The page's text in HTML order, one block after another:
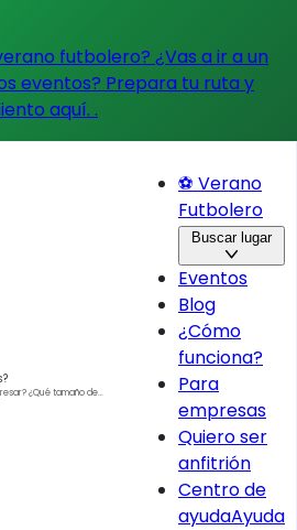
futbolero? ¿Vas a ir a un
eventos? Prepara tu ruta y
aquí. .
¿Qué tamaño de
⚽ Verano
Futbolero
Buscar lugar
Eventos
Blog
¿Cómo
funciona?
Para
empresas
Quiero ser
anfitrión
Centro de
ayudaAyuda